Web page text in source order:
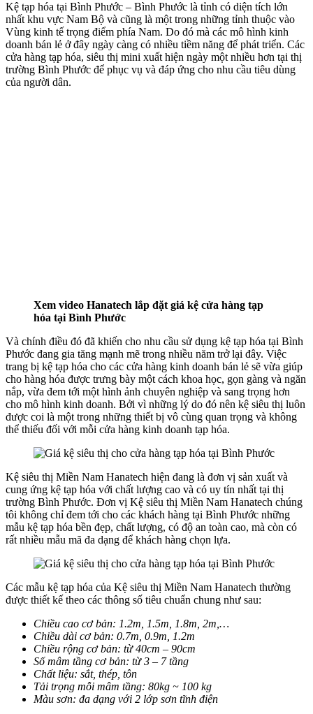
Kệ tạp hóa tại Bình Phước – Bình Phước là tỉnh có diện tích lớn
nhất khu vực Nam Bộ và cũng là một trong những tỉnh thuộc vào
Vùng kinh tế trọng điểm phía Nam. Do đó mà các mô hình kinh
doanh bán lẻ ở đây ngày càng có nhiều tiềm năng để phát triển. Các
cửa hàng tạp hóa, siêu thị mini xuất hiện ngày một nhiều hơn tại thị
trường Bình Phước để phục vụ và đáp ứng cho nhu cầu tiêu dùng
của người dân.
Xem video Hanatech lắp đặt giá kệ cửa hàng tạp
hóa tại Bình Phước
Và chính điều đó đã khiến cho nhu cầu sử dụng kệ tạp hóa tại Bình
Phước đang gia tăng mạnh mẽ trong nhiều năm trở lại đây. Việc
trang bị kệ tạp hóa cho các cửa hàng kinh doanh bán lẻ sẽ vừa giúp
cho hàng hóa được trưng bày một cách khoa học, gọn gàng và ngăn
nắp, vừa đem tới một hình ảnh chuyên nghiệp và sang trọng hơn
cho mô hình kinh doanh. Bởi vì những lý do đó nên kệ siêu thị luôn
được coi là một trong những thiết bị vô cùng quan trọng và không
thể thiếu đối với mỗi cửa hàng kinh doanh tạp hóa.
Kệ siêu thị Miền Nam Hanatech hiện đang là đơn vị sản xuất và
cung ứng kệ tạp hóa với chất lượng cao và có uy tín nhất tại thị
trường Bình Phước. Đơn vị Kệ siêu thị Miền Nam Hanatech chúng
tôi không chỉ đem tới cho các khách hàng tại Bình Phước những
mẫu kệ tạp hóa bền đẹp, chất lượng, có độ an toàn cao, mà còn có
rất nhiều mẫu mã đa dạng để khách hàng chọn lựa.
Các mẫu kệ tạp hóa của Kệ siêu thị Miền Nam Hanatech thường
được thiết kế theo các thông số tiêu chuẩn chung như sau:
Chiều cao cơ bản: 1.2m, 1.5m, 1.8m, 2m,…
Chiều dài cơ bản: 0.7m, 0.9m, 1.2m
Chiều rộng cơ bản: từ 40cm – 90cm
Số mâm tầng cơ bản: từ 3 – 7 tầng
Chất liệu: sắt, thép, tôn
Tải trọng mỗi mâm tầng: 80kg ~ 100 kg
Màu sơn: đa dạng với 2 lớp sơn tĩnh điện